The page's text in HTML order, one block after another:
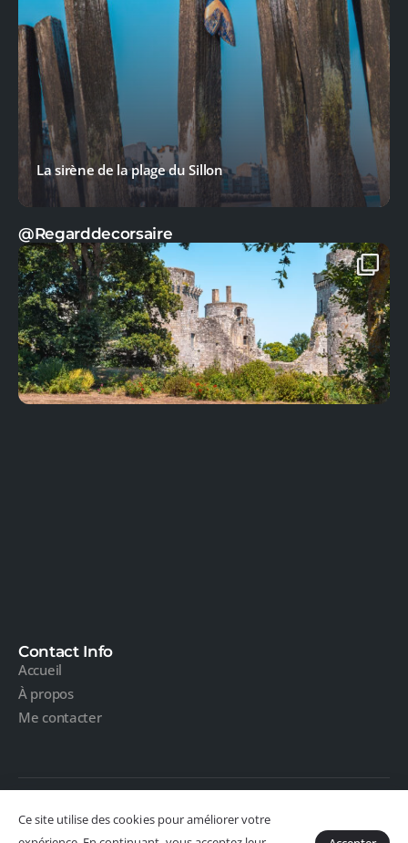
Le Cap Fréhel : L’escapade sauvage
@Regarddecorsaire
Contact Info
Accueil
À propos
Me contacter
Restez connecté :
Ce site utilise des cookies pour améliorer votre